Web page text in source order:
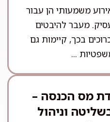
משמעותי הן עבור
מעבר להיבטים
בכך, קיימות גם
...
מס הכנסה –
וניהול